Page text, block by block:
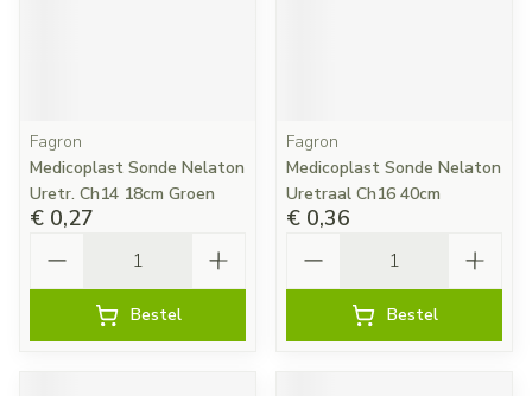
Fagron
Medicoplast Sonde Nelaton
Uretr. Ch14 18cm Groen
€ 0,27
Bestel
Fagron
Medicoplast Sonde Nelaton
Uretraal Ch16 40cm
€ 0,36
Bestel